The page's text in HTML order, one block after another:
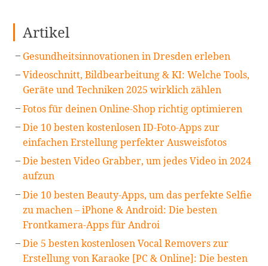
Artikel
Gesundheitsinnovationen in Dresden erleben
Videoschnitt, Bildbearbeitung & KI: Welche Tools,
Geräte und Techniken 2025 wirklich zählen
Fotos für deinen Online-Shop richtig optimieren
Die 10 besten kostenlosen ID-Foto-Apps zur
einfachen Erstellung perfekter Ausweisfotos
Die besten Video Grabber, um jedes Video in 2024
aufzun
Die 10 besten Beauty-Apps, um das perfekte Selfie
zu machen – iPhone & Android: Die besten
Frontkamera-Apps für Androi
Die 5 besten kostenlosen Vocal Removers zur
Erstellung von Karaoke [PC & Online]: Die besten